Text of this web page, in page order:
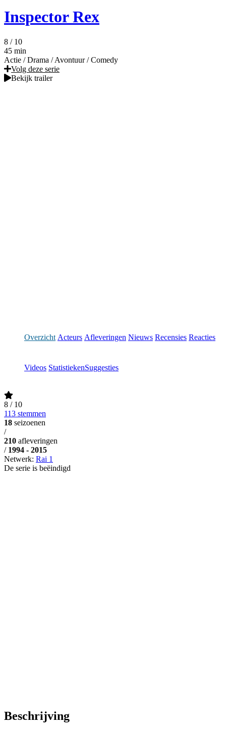
Inspector Rex
8 / 10
45 min
Actie / Drama / Avontuur / Comedy
Volg deze serie
Bekijk trailer
Overzicht Acteurs Afleveringen Nieuws Recensies Reacties
Videos StatistiekenSuggesties
8 / 10
113 stemmen
18 seizoenen
/
210 afleveringen
/ 1994 - 2015
Netwerk: Rai 1
De serie is beëindigd
Beschrijving